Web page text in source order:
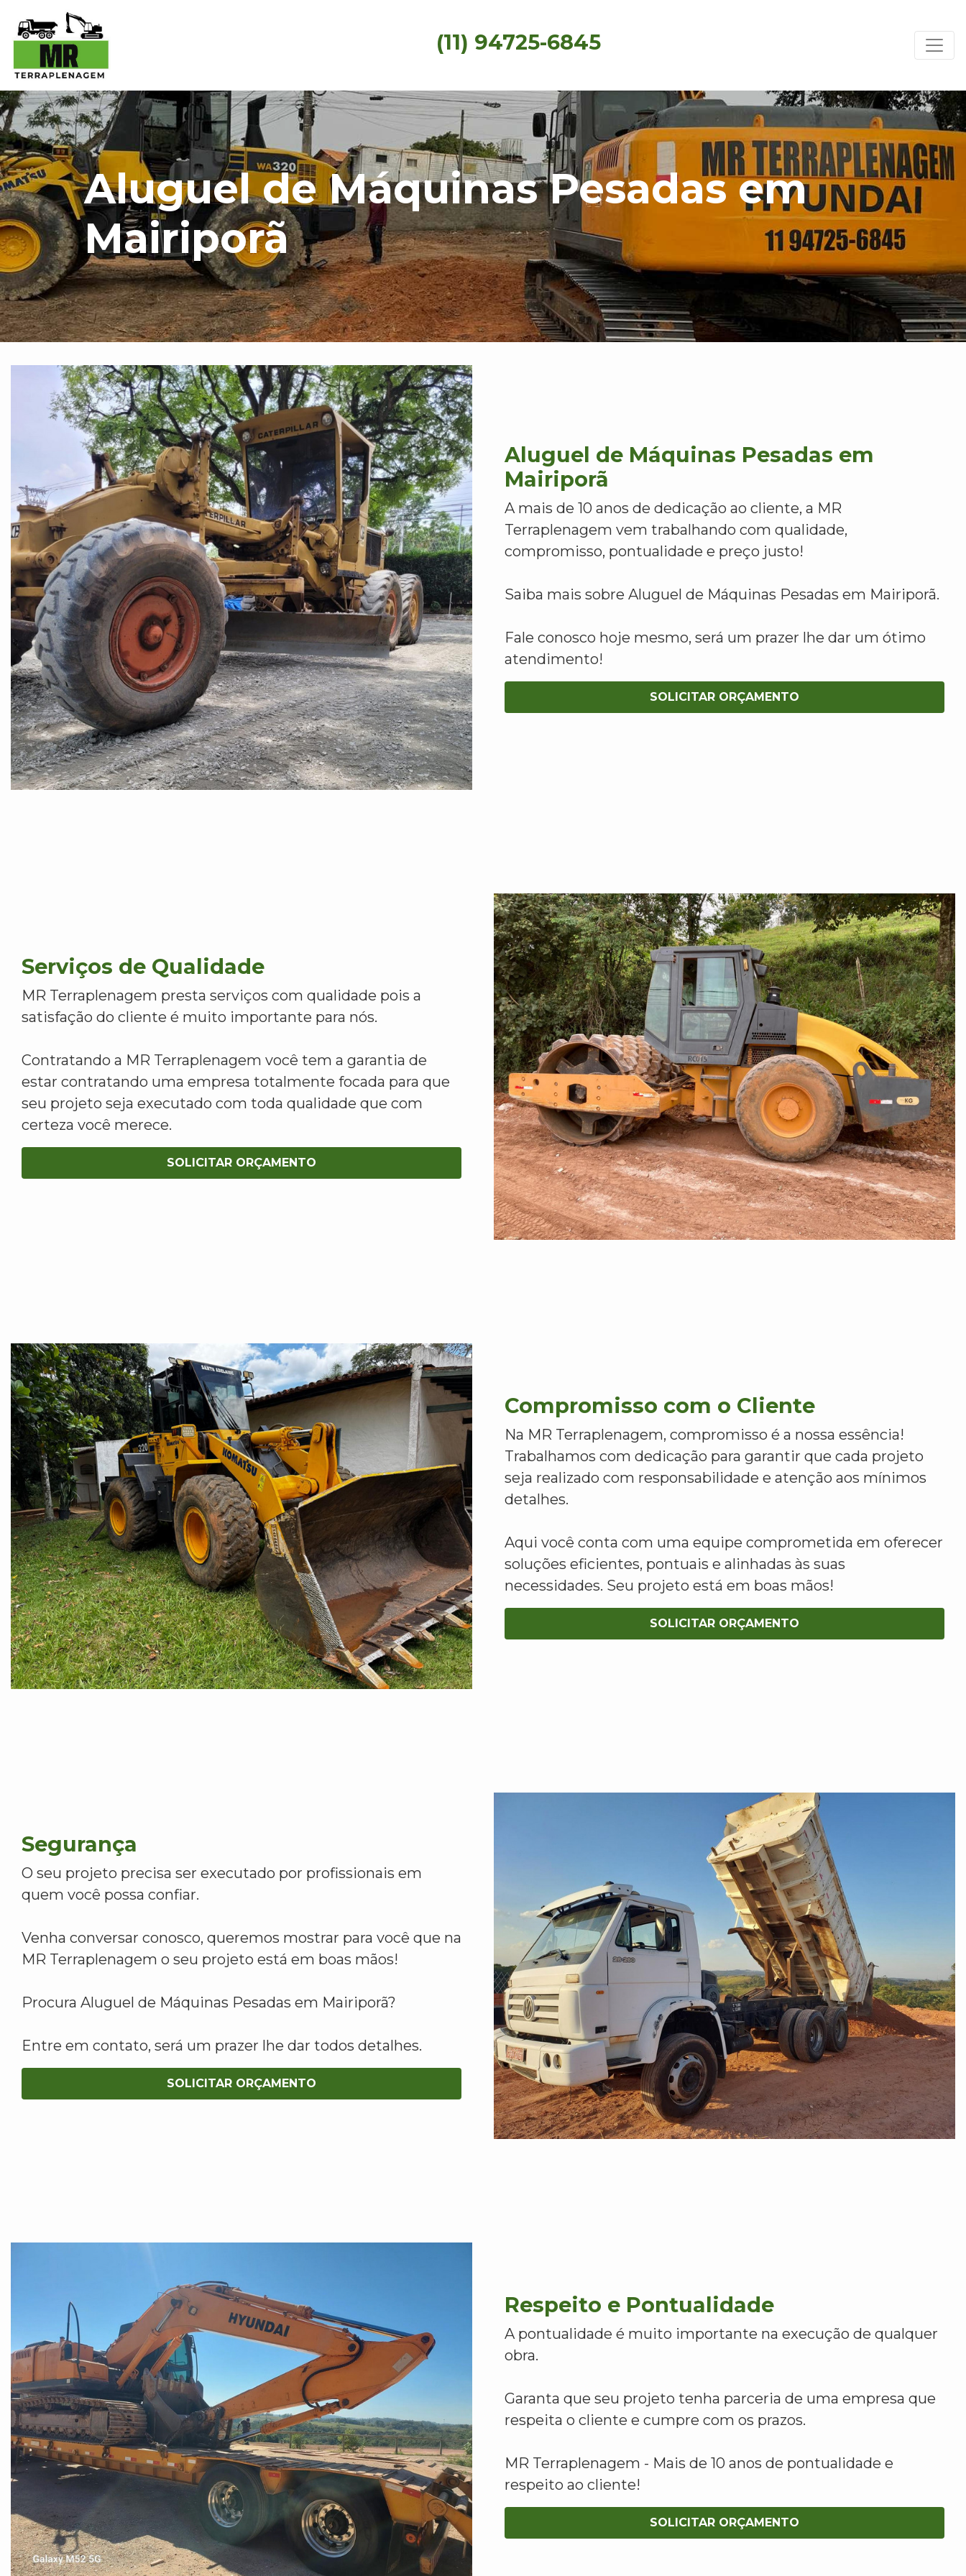
(11) 94725-6845
Aluguel de Máquinas Pesadas em
Mairiporã
Aluguel de Máquinas Pesadas em
Mairiporã
A mais de 10 anos de dedicação ao cliente, a MR
Terraplenagem vem trabalhando com qualidade,
compromisso, pontualidade e preço justo!
Saiba mais sobre Aluguel de Máquinas Pesadas em Mairiporã.
Fale conosco hoje mesmo, será um prazer lhe dar um ótimo
atendimento!
SOLICITAR ORÇAMENTO
Serviços de Qualidade
MR Terraplenagem presta serviços com qualidade pois a
satisfação do cliente é muito importante para nós.
Contratando a MR Terraplenagem você tem a garantia de
estar contratando uma empresa totalmente focada para que
seu projeto seja executado com toda qualidade que com
certeza você merece.
SOLICITAR ORÇAMENTO
Compromisso com o Cliente
Na MR Terraplenagem, compromisso é a nossa essência!
Trabalhamos com dedicação para garantir que cada projeto
seja realizado com responsabilidade e atenção aos mínimos
detalhes.
Aqui você conta com uma equipe comprometida em oferecer
soluções eficientes, pontuais e alinhadas às suas
necessidades. Seu projeto está em boas mãos!
SOLICITAR ORÇAMENTO
Segurança
O seu projeto precisa ser executado por profissionais em
quem você possa confiar.
Venha conversar conosco, queremos mostrar para você que na
MR Terraplenagem o seu projeto está em boas mãos!
Procura Aluguel de Máquinas Pesadas em Mairiporã?
Entre em contato, será um prazer lhe dar todos detalhes.
SOLICITAR ORÇAMENTO
Respeito e Pontualidade
A pontualidade é muito importante na execução de qualquer
obra.
Garanta que seu projeto tenha parceria de uma empresa que
respeita o cliente e cumpre com os prazos.
MR Terraplenagem - Mais de 10 anos de pontualidade e
respeito ao cliente!
SOLICITAR ORÇAMENTO